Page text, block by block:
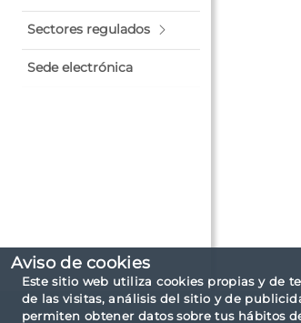
Aviso de cookies
Este sitio web utiliza cookies propias y de
de las visitas, análisis del sitio y de
permiten obtener datos sobre tus hábitos
Sectores regulados
Sede electrónica